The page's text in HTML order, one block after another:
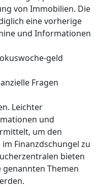
von Immobilien. Die
eine vorherige
und Informationen
geld
Fragen
Leichter
und
um den
Finanzdschungel zu
bieten
Themen